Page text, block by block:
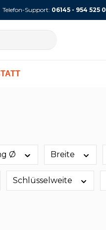
Telefon-Support: 06145 - 954 525 0
Ø Breite
Schlüsselweite